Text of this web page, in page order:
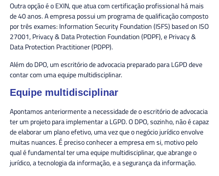
Outra opção é o EXIN, que atua com certificação profissional há mais
de 40 anos. A empresa possui um programa de qualificação composto
por três exames: Information Security Foundation (ISFS) based on ISO
27001, Privacy & Data Protection Foundation (PDPF), e Privacy &
Data Protection Practitioner (PDPP).
Além do DPO, um escritório de advocacia preparado para LGPD deve
contar com uma equipe multidisciplinar.
Equipe multidisciplinar
Apontamos anteriormente a necessidade de o escritório de advocacia
ter um projeto para implementar a LGPD. O DPO, sozinho, não é capaz
de elaborar um plano efetivo, uma vez que o negócio jurídico envolve
muitas nuances. É preciso conhecer a empresa em si, motivo pelo
qual é fundamental ter uma equipe multidisciplinar, que abrange o
jurídico, a tecnologia da informação, e a segurança da informação.